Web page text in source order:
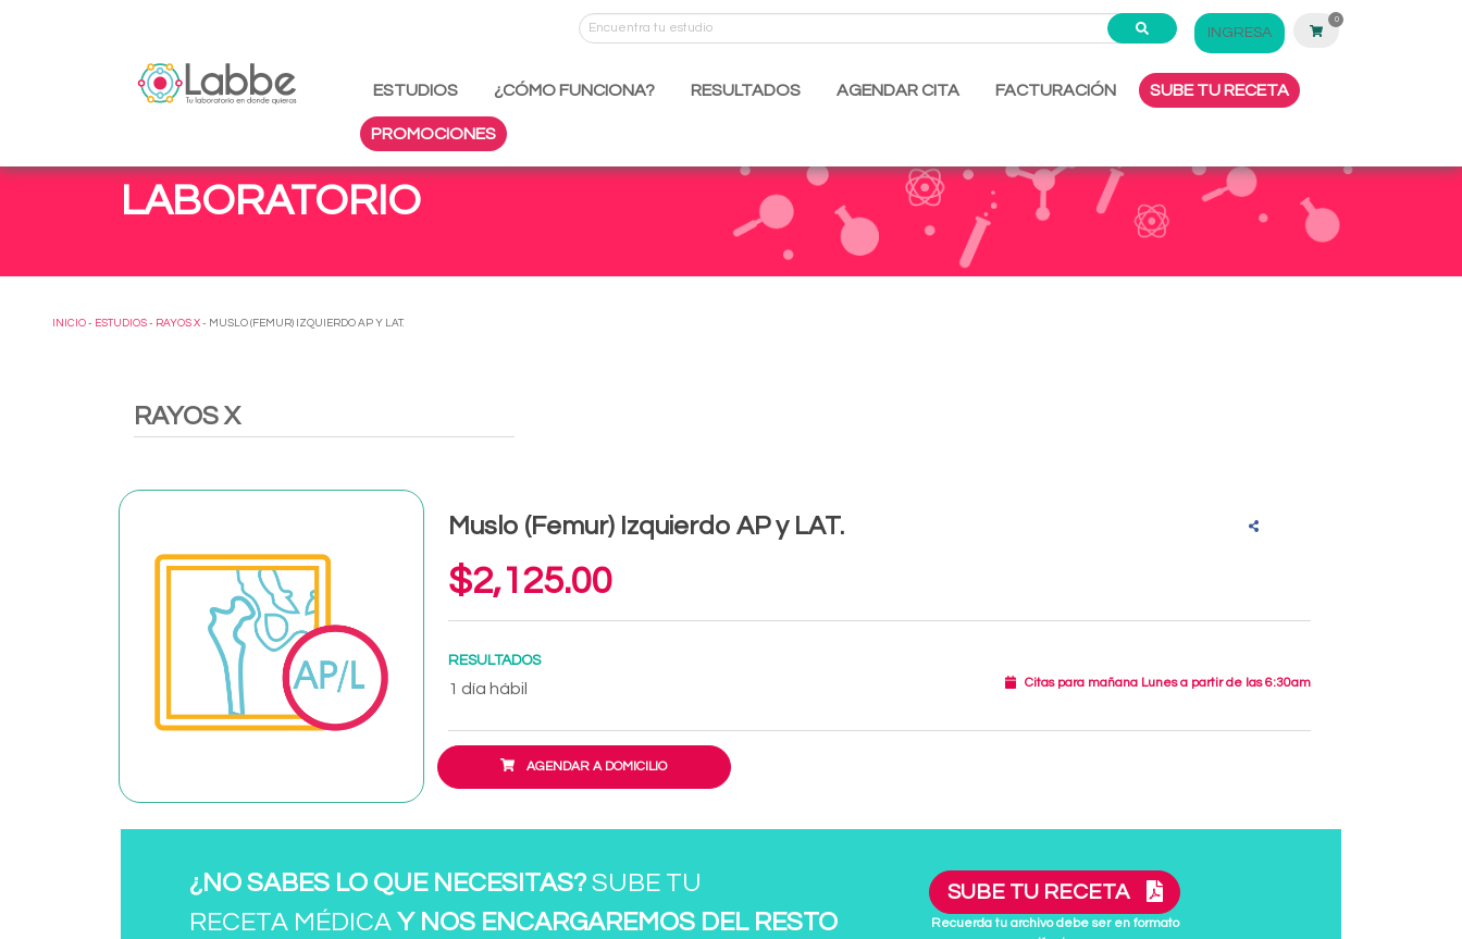
INGRESA
0
ESTUDIOS ¿CÓMO FUNCIONA? RESULTADOS AGENDAR CITA FACTURACIÓN SUBE TU RECETA
PROMOCIONES
LABORATORIO
INICIO - ESTUDIOS - RAYOS X - MUSLO (FEMUR) IZQUIERDO AP Y LAT.
RAYOS X
Muslo (Femur) Izquierdo AP y LAT.
$2,125.00
RESULTADOS
1 día hábil Citas para mañana Lunes a partir de las 6:30am
AGENDAR A DOMICILIO
¿NO SABES LO QUE NECESITAS? SUBE TU
RECETA MÉDICA Y NOS ENCARGAREMOS DEL RESTO
SUBE TU RECETA
Recuerda tu archivo debe ser en formato